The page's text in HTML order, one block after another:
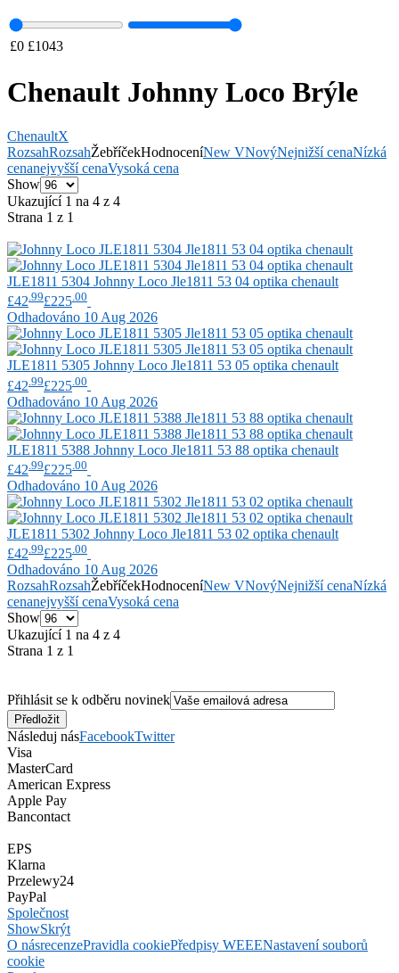
£0 £1043
Chenault Johnny Loco Brýle
ChenaultX
RozsahRozsahŽebříčekHodnoceníNew VNovýNejnižší cenaNízká
cenanejvyšší cenaVysoká cena
Show
Ukazující 1 na 4 z 4
Strana 1 z 1
JLE1811 5304 Johnny Loco Jle1811 53 04 optika chenault
£42 .99£225 .00
Odhadováno 10 Aug 2026
JLE1811 5305 Johnny Loco Jle1811 53 05 optika chenault
£42 .99£225 .00
Odhadováno 10 Aug 2026
JLE1811 5388 Johnny Loco Jle1811 53 88 optika chenault
£42 .99£225 .00
Odhadováno 10 Aug 2026
JLE1811 5302 Johnny Loco Jle1811 53 02 optika chenault
£42 .99£225 .00
Odhadováno 10 Aug 2026
RozsahRozsahŽebříčekHodnoceníNew VNovýNejnižší cenaNízká
cenanejvyšší cenaVysoká cena
Show
Ukazující 1 na 4 z 4
Strana 1 z 1
Přihlásit se k odběru novinek
Následuj násFacebookTwitter
Visa
MasterCard
American Express
Apple Pay
Bancontact
EPS
Klarna
Przelewy24
PayPal
Společnost
ShowSkrýt
O násrecenzePravidla cookiePředpisy WEEENastavení souborů
cookie